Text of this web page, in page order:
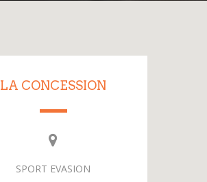
LA CONCESSION
SPORT EVASION